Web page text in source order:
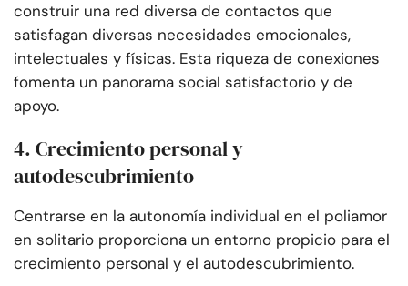
construir una red diversa de contactos que
satisfagan diversas necesidades emocionales,
intelectuales y físicas. Esta riqueza de conexiones
fomenta un panorama social satisfactorio y de
apoyo.
4. Crecimiento personal y
autodescubrimiento
Centrarse en la autonomía individual en el poliamor
en solitario proporciona un entorno propicio para el
crecimiento personal y el autodescubrimiento.